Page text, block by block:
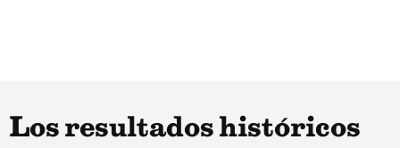
Los resultados históricos